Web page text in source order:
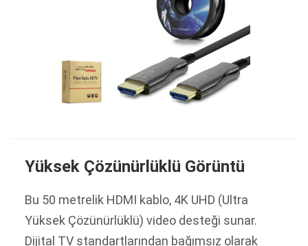
Yüksek Çözünürlüklü Görüntü
Bu 50 metrelik HDMI kablo, 4K UHD (Ultra
Yüksek Çözünürlüklü) video desteği sunar.
Dijital TV standartlarından bağımsız olarak